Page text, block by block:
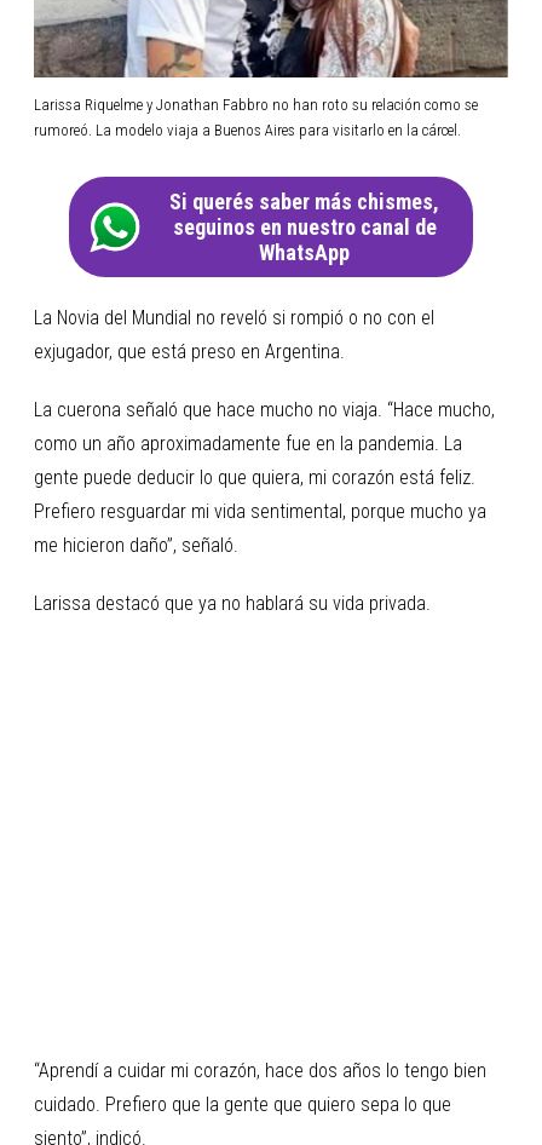
Larissa Riquelme y Jonathan Fabbro no han roto su relación como se
rumoreó. La modelo viaja a Buenos Aires para visitarlo en la cárcel.
Si querés saber más chismes,
seguinos en nuestro canal de
WhatsApp
La Novia del Mundial no reveló si rompió o no con el
exjugador, que está preso en Argentina.
La cuerona señaló que hace mucho no viaja. “Hace mucho,
como un año aproximadamente fue en la pandemia. La
gente puede deducir lo que quiera, mi corazón está feliz.
Prefiero resguardar mi vida sentimental, porque mucho ya
me hicieron daño”, señaló.
Larissa destacó que ya no hablará su vida privada.
“Aprendí a cuidar mi corazón, hace dos años lo tengo bien
cuidado. Prefiero que la gente que quiero sepa lo que
siento”, indicó.